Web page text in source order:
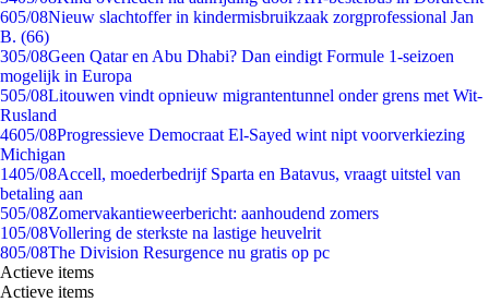
605/08Nieuw slachtoffer in kindermisbruikzaak zorgprofessional Jan
B. (66)
305/08Geen Qatar en Abu Dhabi? Dan eindigt Formule 1-seizoen
mogelijk in Europa
505/08Litouwen vindt opnieuw migrantentunnel onder grens met Wit-
Rusland
4605/08Progressieve Democraat El-Sayed wint nipt voorverkiezing
Michigan
1405/08Accell, moederbedrijf Sparta en Batavus, vraagt uitstel van
betaling aan
505/08Zomervakantieweerbericht: aanhoudend zomers
105/08Vollering de sterkste na lastige heuvelrit
805/08The Division Resurgence nu gratis op pc
Actieve items
Actieve items